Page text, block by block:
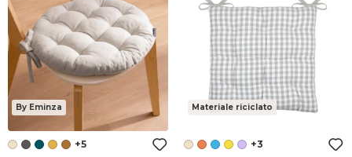
By Eminza
+5
Materiale riciclato
+3